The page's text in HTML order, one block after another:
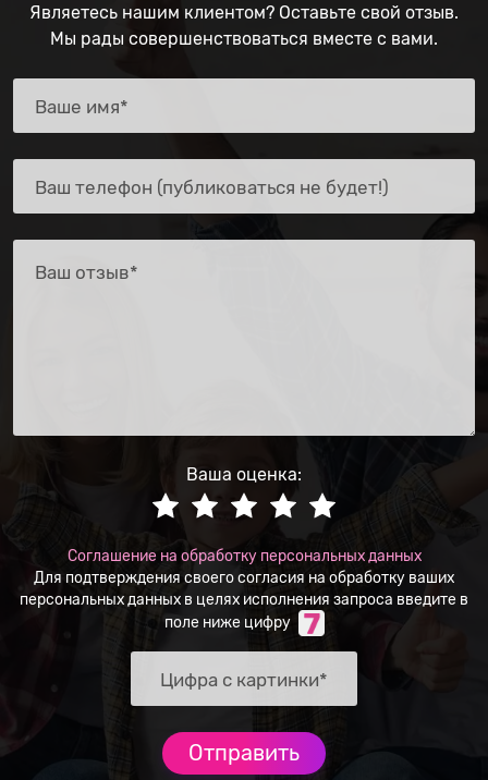
Являетесь нашим клиентом? Оставьте свой отзыв.
Мы рады совершенствоваться вместе с вами.
Ваша оценка:
Соглашение на обработку персональных данных
Для подтверждения своего согласия на обработку ваших
персональных данных в целях исполнения запроса введите в
поле ниже цифру